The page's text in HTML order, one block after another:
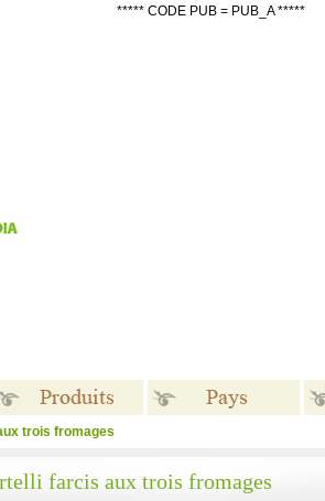
***** CODE PUB = PUB_A *****
trois fromages
farcis aux trois fromages
Produits